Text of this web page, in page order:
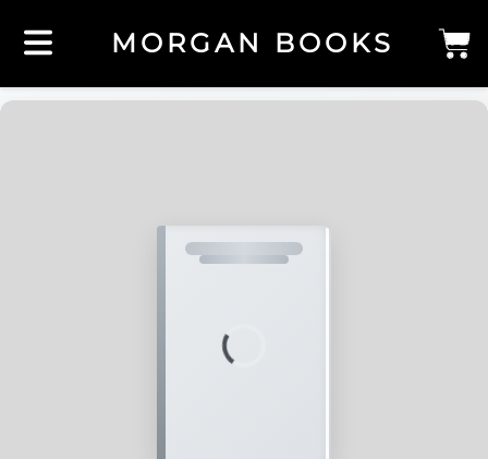
MORGAN BOOKS